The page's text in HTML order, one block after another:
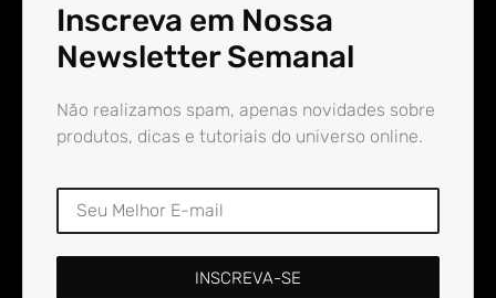
Inscreva em Nossa
Newsletter Semanal
Não realizamos spam, apenas novidades sobre
produtos, dicas e tutoriais do universo online.
INSCREVA-SE